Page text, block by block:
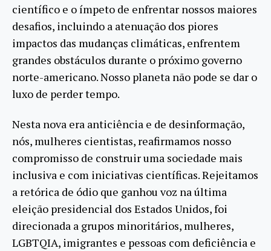
científico e o ímpeto de enfrentar nossos maiores
desafios, incluindo a atenuação dos piores
impactos das mudanças climáticas, enfrentem
grandes obstáculos durante o próximo governo
norte-americano. Nosso planeta não pode se dar o
luxo de perder tempo.
Nesta nova era anticiência e de desinformação,
nós, mulheres cientistas, reafirmamos nosso
compromisso de construir uma sociedade mais
inclusiva e com iniciativas científicas. Rejeitamos
a retórica de ódio que ganhou voz na última
eleição presidencial dos Estados Unidos, foi
direcionada a grupos minoritários, mulheres,
LGBTQIA, imigrantes e pessoas com deficiência e